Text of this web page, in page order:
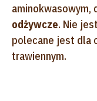
aminokwasowym,
odżywcze. Nie
polecane jest dla
trawiennym.